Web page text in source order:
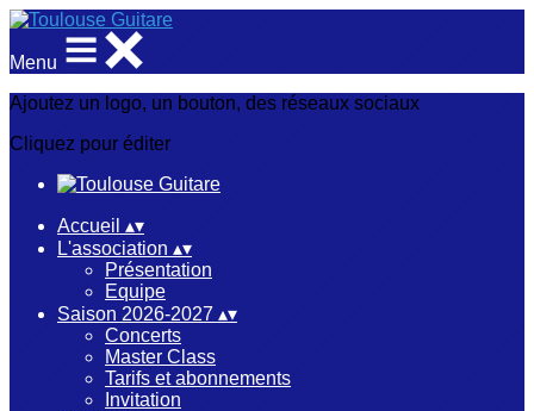
Menu
Ajoutez un logo, un bouton, des réseaux sociaux
Cliquez pour éditer
Accueil ▴▾
L'association ▴▾
Présentation
Equipe
Saison 2026-2027 ▴▾
Concerts
Master Class
Tarifs et abonnements
Invitation